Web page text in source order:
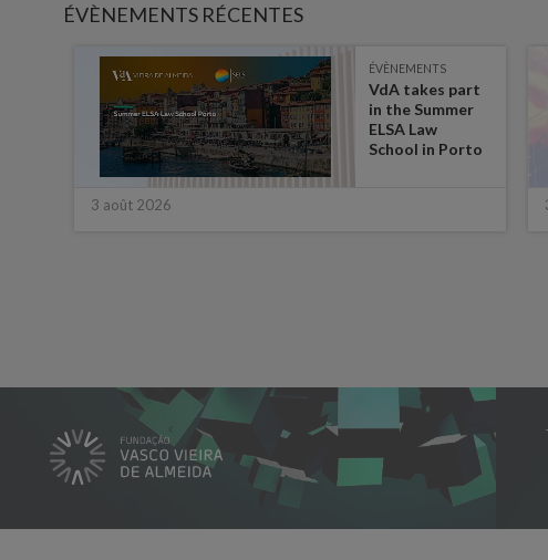
ÉVÈNEMENTS RÉCENTES
ÉVÈNEMENTS
VdA takes part
in the Summer
ELSA Law
School in Porto
3 août 2026